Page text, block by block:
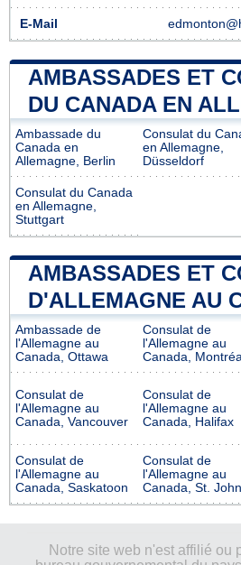
E-Mail
AMBASSADES ET
DU CANADA EN
Ambassade du
Canada en
Allemagne, Berlin
Consulat du
en Allemagne,
Düsseldorf
Consulat du Canada
en Allemagne,
Stuttgart
AMBASSADES ET
D'ALLEMAGNE AU
Ambassade de
l'Allemagne au
Canada, Ottawa
Consulat de
l'Allemagne au
Canada,
Consulat de
l'Allemagne au
Canada, Vancouver
Consulat de
l'Allemagne au
Canada, Halifax
Consulat de
l'Allemagne au
Canada, Saskatoon
Consulat de
l'Allemagne au
Canada, St.
Notre site web n'est affilié ou